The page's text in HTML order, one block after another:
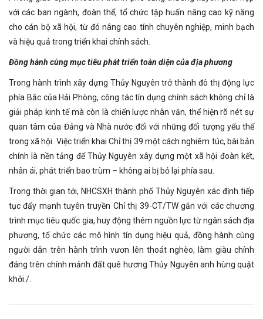
với các ban ngành, đoàn thể, tổ chức tập huấn nâng cao kỹ năng
cho cán bộ xã hội, từ đó nâng cao tính chuyên nghiệp, minh bạch
và hiệu quả trong triển khai chính sách.
Đồng hành cùng mục tiêu phát triển toàn diện của địa phương
Trong hành trình xây dựng Thủy Nguyên trở thành đô thị động lực
phía Bắc của Hải Phòng, công tác tín dụng chính sách không chỉ là
giải pháp kinh tế mà còn là chiến lược nhân văn, thể hiện rõ nét sự
quan tâm của Đảng và Nhà nước đối với những đối tượng yếu thế
trong xã hội. Việc triển khai Chỉ thị 39 một cách nghiêm túc, bài bản
chính là nền tảng để Thủy Nguyên xây dựng một xã hội đoàn kết,
nhân ái, phát triển bao trùm – không ai bị bỏ lại phía sau.
Trong thời gian tới, NHCSXH thành phố Thủy Nguyên xác định tiếp
tục đẩy mạnh tuyên truyền Chỉ thị 39-CT/TW gắn với các chương
trình mục tiêu quốc gia, huy động thêm nguồn lực từ ngân sách địa
phương, tổ chức các mô hình tín dụng hiệu quả, đồng hành cùng
người dân trên hành trình vươn lên thoát nghèo, làm giàu chính
đáng trên chính mảnh đất quê hương Thủy Nguyên anh hùng quật
khởi./.